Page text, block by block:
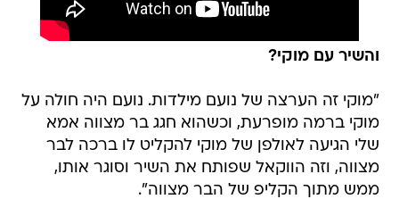
והשיר עם מוקי?
"מוקי זה הערצה של נועם מילדות. נועם היה חולה על
מוקי ברמה מופרעת, וכשהוא חגג בר מצווה אמא
שלי הגיעה לאולפן של מוקי להקליט לו ברכה לבר
מצווה, וזה הווקאל שפותח את השיר וסוגר אותו,
ממש מתוך הקליפ של הבר מצווה".